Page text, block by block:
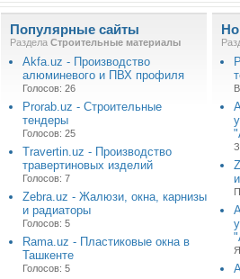
Популярные сайты
Раздела Строительные материалы
Akfa.uz - Производство
алюминевого и ПВХ профиля
Голосов: 26
Prorab.uz - Строительные
тендеры
Голосов: 25
Travertin.uz - Производство
травертиновых изделий
Голосов: 7
Zebra.uz - Жалюзи, окна, карнизы
и радиаторы
Голосов: 5
Rama.uz - Пластиковые окна в
Ташкенте
Голосов: 5